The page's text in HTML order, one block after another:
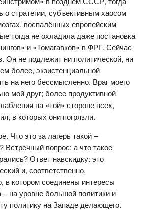
о стратегии, субъективным хаосом
воспалённых европейским
тогда не охладила даже постановка
и «Томагавков» в ФРГ. Сейчас
Он не подлежит ни политической, ни
более, экзистенциальной
на него бессмысленно. Враг моего
мой друг; более продуктивной
на «той» стороне всех,
в которых они погрязли.
Что это за лагерь такой –
Встречный вопрос: а что такое
Ответ навскидку: это
и, соответственно,
в котором соединены интересы
– на уровне большой политики и
политику на Западе делающего.